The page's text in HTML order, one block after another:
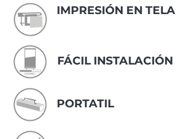
IMPRESIÓN EN TELA
FÁCIL INSTALACIÓN
PORTATIL